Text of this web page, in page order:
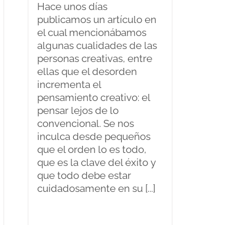
Hace unos días
publicamos un artículo en
el cual mencionábamos
algunas cualidades de las
personas creativas, entre
ellas que el desorden
incrementa el
pensamiento creativo: el
pensar lejos de lo
convencional. Se nos
inculca desde pequeños
que el orden lo es todo,
que es la clave del éxito y
que todo debe estar
cuidadosamente en su [...]